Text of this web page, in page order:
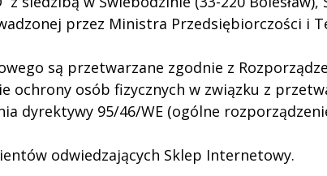
przez Ministra Przedsiębiorczości i
są przetwarzane zgodnie z
ochrony osób fizycznych w związku z
dyrektywy 95/46/WE (ogólne
odwiedzających Sklep Internetowy.